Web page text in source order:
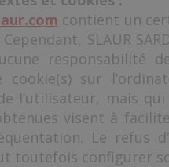
contient un
Cependant, SLAUR
cookie(s) sur
l’utilisateur, mais
visent à
Le refus
toutefois configurer